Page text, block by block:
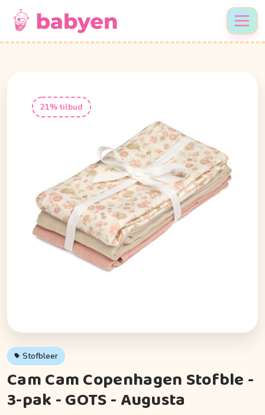
21% tilbud
Stofbleer
Cam Cam Copenhagen Stofble -
3-pak - GOTS - Augusta